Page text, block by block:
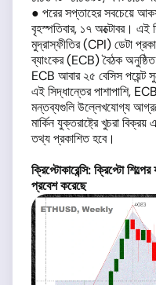
● পরের সপ্তাহের সবচেয়ে
বৃহস্পতিবার, ১৭ অক্টোবর।
মুদ্রাস্ফীতির (CPI) ডেটা
ব্যাংকের (ECB) বৈঠক
ECB আবার ২৫ বেসিস পয়েন্ট
এই সিদ্ধান্তের পাশাপাশি,
মন্তব্যগুলি উল্লেখযোগ্য
মার্কিন যুক্তরাষ্ট্রে খুচরা
তথ্য প্রকাশিত হবে।
ক্রিপ্টোকারেন্সি: ক্রিপ্টো
প্রবেশ করেছে